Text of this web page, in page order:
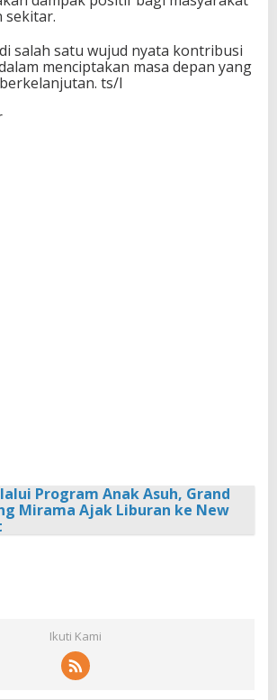
sekitar.
salah satu wujud nyata kontribusi
menciptakan masa depan yang
ts/I
Program Anak Asuh, Grand
Mirama Ajak Liburan ke New
Ikuti Kami